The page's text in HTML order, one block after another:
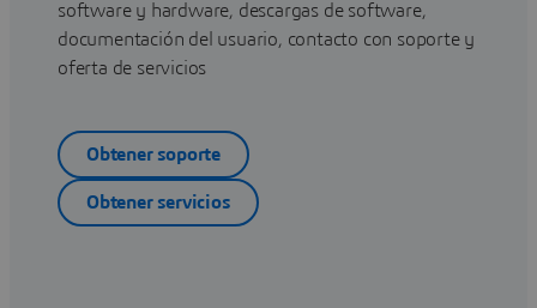
software y hardware, descargas de software,
documentación del usuario, contacto con soporte y
oferta de servicios
Obtener soporte
Obtener servicios